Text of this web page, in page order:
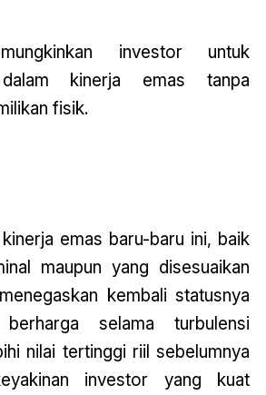
investor untuk
dalam kinerja emas tanpa
fisik.
emas baru-baru ini, baik
maupun yang disesuaikan
kembali statusnya
selama turbulensi
nilai tertinggi riil sebelumnya
investor yang kuat